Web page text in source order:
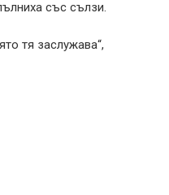
със сълзи.
тя заслужава“,